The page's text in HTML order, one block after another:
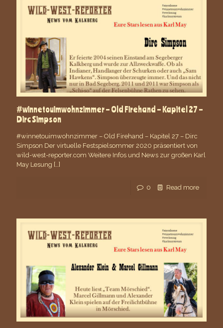
#winnetouimwohnzimmer – Old Firehand – Kapitel 27 –
Dirc Simpson
#winnetouimwohnzimmer – Old Firehand – Kapitel 27 – Dirc
Simpson Der virtuelle Festspielsommer 2020 präsentiert von
wild-west-reporter.com Weitere Infos und News zur großen Karl
May Lesung […]
0 Read more